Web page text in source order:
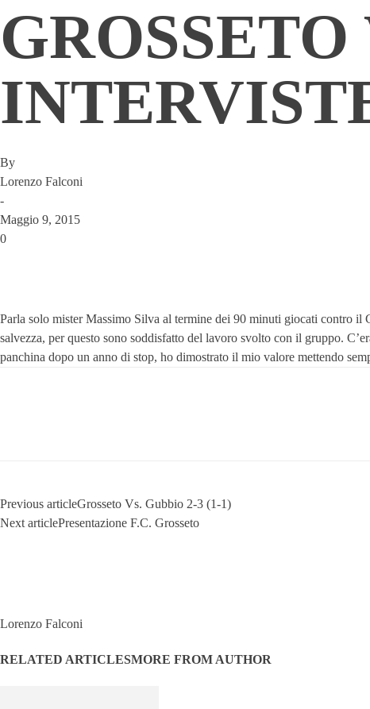
By
Lorenzo Falconi
-
Maggio 9, 2015
0
Parla solo mister Massimo Silva al termine dei 90 minuti giocati contro
salvezza, per questo sono soddisfatto del lavoro svolto con il gruppo.
panchina dopo un anno di stop, ho dimostrato il mio valore mettendo
Previous articleGrosseto Vs. Gubbio 2-3 (1-1)
Next articlePresentazione F.C. Grosseto
Lorenzo Falconi
RELATED ARTICLESMORE FROM AUTHOR